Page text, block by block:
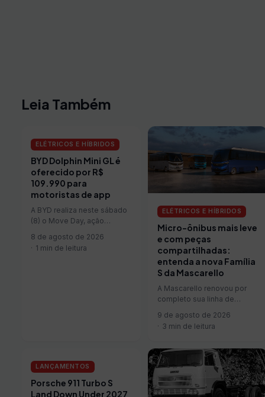
Leia Também
ELÉTRICOS E HÍBRIDOS
BYD Dolphin Mini GL é
oferecido por R$
109.990 para
motoristas de app
A BYD realiza neste sábado
(8) o Move Day, ação
aplicativo, taxistas e
profissionais do transporte
8 de agosto de 2026
1 min de leitura
ELÉTRICOS E HÍBRIDOS
Micro-ônibus mais leve
e com peças
compartilhadas:
entenda a nova Família
S da Mascarello
A Mascarello renovou por
completo sua linha de
encarroçadora paranaense
apresentou a Família S,
9 de agosto de 2026
3 min de leitura
LANÇAMENTOS
Porsche 911 Turbo S
Land Down Under 2027